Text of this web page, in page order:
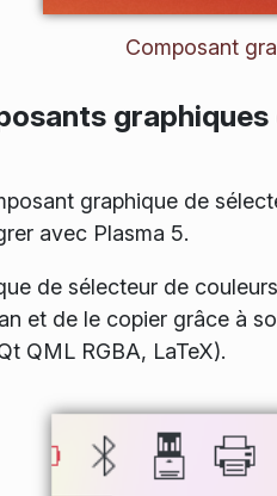
Composant
graphique de
avec Plasma 5.
de sélecteur de
et de le copier grâce à
QML RGBA, LaTeX).